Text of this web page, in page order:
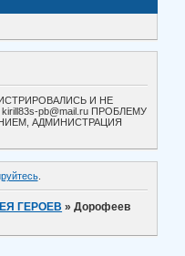
И НЕ
pb@mail.ru ПРОБЛЕМУ
АДМИНИСТРАЦИЯ
.
ГЕРОЕВ »Дорофеев